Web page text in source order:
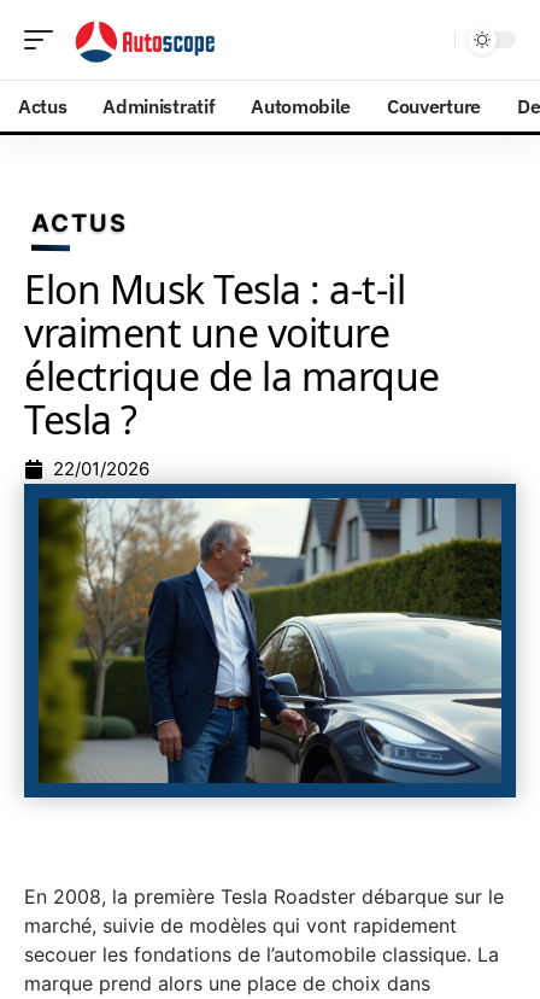
Actus Administratif Automobile Couverture
ACTUS
Elon Musk Tesla : a-t-il
vraiment une voiture
électrique de la marque
Tesla ?
22/01/2026
En 2008, la première Tesla Roadster débarque sur le
marché, suivie de modèles qui vont rapidement
secouer les fondations de l’automobile classique. La
marque prend alors une place de choix dans